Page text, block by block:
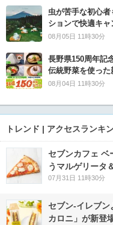
虫が苦手な初心
ションで快適キャ
08月05日 11時30分
長野県150周年記
伝統野菜を使っ
08月04日 11時30分
トレンド | アクセスランキ
セブンカフェ ベ
うマルゲリータ
07月31日 11時30分
セブン‐イレブ
カロニ」が新登